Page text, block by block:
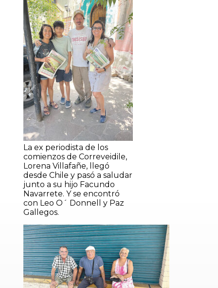
La ex periodista de los
comienzos de Correveidile,
Lorena Villafañe, llegó
desde Chile y pasó a saludar
junto a su hijo Facundo
Navarrete. Y se encontró
con Leo O´ Donnell y Paz
Gallegos.